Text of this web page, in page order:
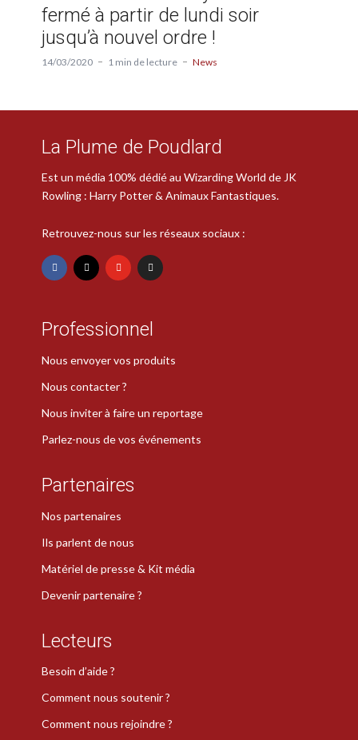
fermé à partir de lundi soir
jusqu’à nouvel ordre !
14/03/2020 1 min de lecture News
La Plume de Poudlard
Est un média 100% dédié au Wizarding World de JK
Rowling : Harry Potter & Animaux Fantastiques.
Retrouvez-nous sur les réseaux sociaux :
Professionnel
Nous envoyer vos produits
Nous contacter ?
Nous inviter à faire un reportage
Parlez-nous de vos événements
Partenaires
Nos partenaires
Ils parlent de nous
Matériel de presse & Kit média
Devenir partenaire ?
Lecteurs
Besoin d’aide ?
Comment nous soutenir ?
Comment nous rejoindre ?